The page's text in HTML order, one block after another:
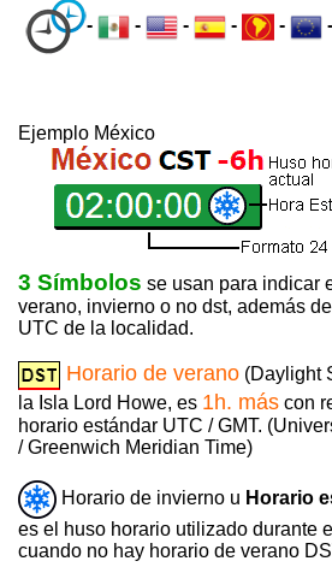
- - - - - -
Ejemplo México
3 Símbolos se usan para indicar
verano, invierno o no dst, además
UTC de la localidad.
Horario de verano (Daylight
la Isla Lord Howe, es 1h. más con
horario estándar UTC / GMT.
/ Greenwich Meridian Time)
Horario de invierno u Horario
es el huso horario utilizado durante
cuando no hay horario de verano